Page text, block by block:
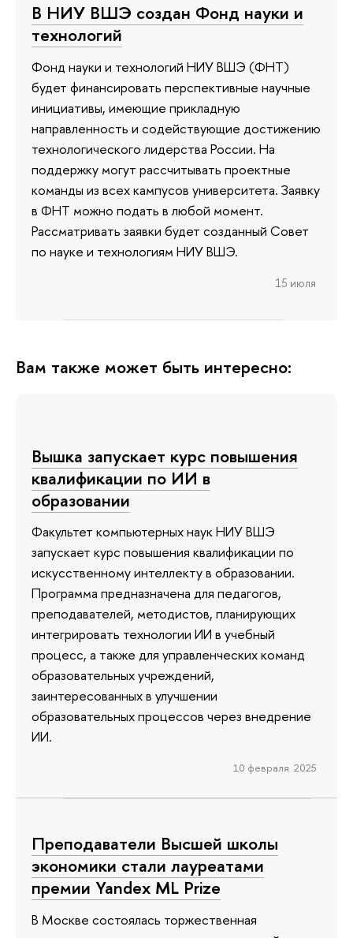
В НИУ ВШЭ создан Фонд науки и
технологий
Фонд науки и технологий НИУ ВШЭ (ФНТ)
будет финансировать перспективные научные
инициативы, имеющие прикладную
направленность и содействующие достижению
технологического лидерства России. На
поддержку могут рассчитывать проектные
команды из всех кампусов университета. Заявку
в ФНТ можно подать в любой момент.
Рассматривать заявки будет созданный Совет
по науке и технологиям НИУ ВШЭ.
15 июля
Вам также может быть интересно:
Вышка запускает курс повышения
квалификации по ИИ в
образовании
Факультет компьютерных наук НИУ ВШЭ
запускает курс повышения квалификации по
искусственному интеллекту в образовании.
Программа предназначена для педагогов,
преподавателей, методистов, планирующих
интегрировать технологии ИИ в учебный
процесс, а также для управленческих команд
образовательных учреждений,
заинтересованных в улучшении
образовательных процессов через внедрение
ИИ.
10 февраля 2025
Преподаватели Высшей школы
экономики стали лауреатами
премии Yandex ML Prize
В Москве состоялась торжественная